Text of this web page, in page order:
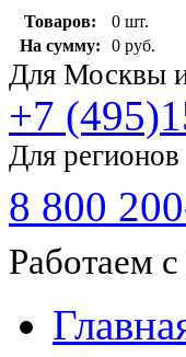
Товаров:
0 шт.
На сумму:
0 руб.
Для Москвы
+7
Для регионов
8 800
Работаем